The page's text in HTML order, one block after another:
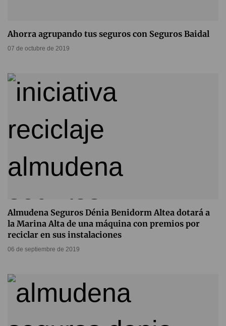
Ahorra agrupando tus seguros con Seguros Baidal
07 de octubre de 2019
Almudena Seguros Dénia Benidorm Altea dotará a
la Marina Alta de una máquina con premios por
reciclar en sus instalaciones
06 de septiembre de 2019